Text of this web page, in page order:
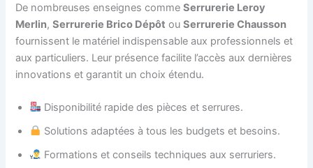
De nombreuses enseignes commeSerrurerie Leroy
Merlin,Serrurerie Brico Dépôt ouSerrurerie Chausson
fournissent le matériel indispensable aux professionnels et
aux particuliers. Leur présence facilite l’accès aux dernières
innovations et garantit un choix étendu.
Disponibilité rapide des pièces et serrures.
Solutions adaptées à tous les budgets et besoins.
Formations et conseils techniques aux serruriers.